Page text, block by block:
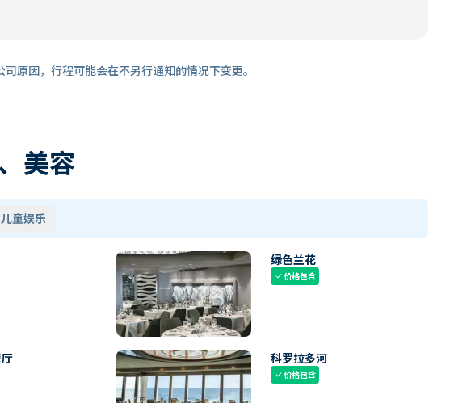
原因，行程可能会在不另行通知的情况下变更。
美容
儿童娱乐
绿色兰花
check价格包含
科罗拉多河
check价格包含